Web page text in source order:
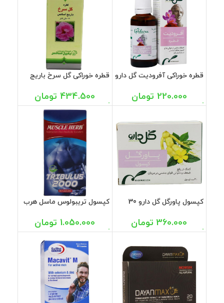
قطره خوراکی آفرودیت گل دارو
220.000 تومان
قطره خوراکی گل سرخ باریج
434.500 تومان
کپسول پاورگل گل دارو 30
360.000 تومان
کپسول تریبولوس ماسل هرب
عددی1.050.000 تومان